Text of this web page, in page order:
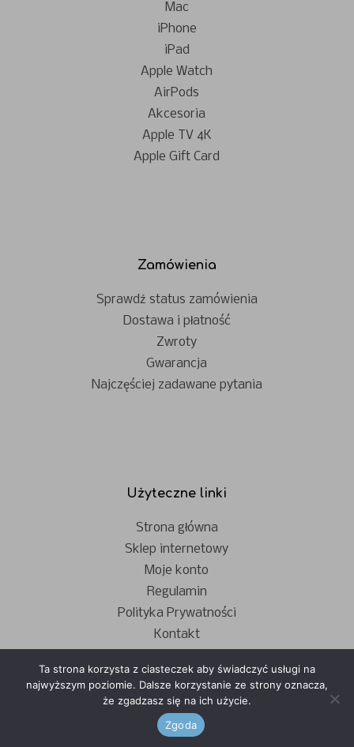
Mac
iPhone
iPad
Apple Watch
AirPods
Akcesoria
Apple TV 4K
Apple Gift Card
Zamówienia
Sprawdź status zamówienia
Dostawa i płatność
Zwroty
Gwarancja
Najczęściej zadawane pytania
Użyteczne linki
Strona główna
Sklep internetowy
Moje konto
Regulamin
Polityka Prywatności
Kontakt
- © Copyright - Apple Polska 2023 -
Ta strona korzysta z ciasteczek aby świadczyć usługi na
najwyższym poziomie. Dalsze korzystanie ze strony oznacza,
że zgadzasz się na ich użycie.
Zgoda